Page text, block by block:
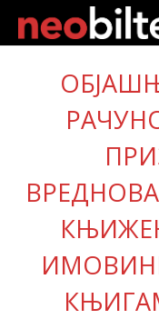
Почетна
Претрага
Подаци
О нама